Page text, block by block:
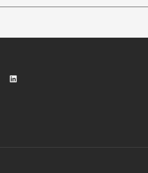
auf Instagram
auf TikTok
Sparkasse auf LinkedIn